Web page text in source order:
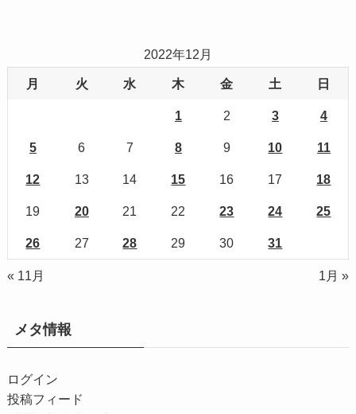
2022年12月
月 火 水 木 金 土 日
1 2 3 4
5 6 7 8 9 10 11
12 13 14 15 16 17 18
19 20 21 22 23 24 25
26 27 28 29 30 31
« 11月 1月 »
メタ情報
ログイン
投稿フィード